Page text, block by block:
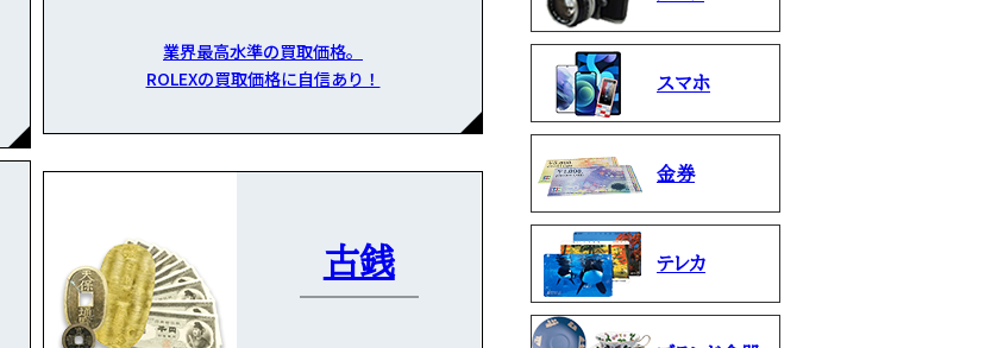
業界最高水準の買取価格。
ROLEXの買取価格に自信あり！
古銭
スマホ
金券
テレカ